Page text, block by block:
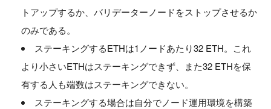
トアップするか、バリデーターノードをストップさせるか
のみである。
ステーキングするETHは1ノードあたり32 ETH。これ
より小さいETHはステーキングできず、また32 ETHを保
有する人も端数はステーキングできない。
ステーキングする場合は自分でノード運用環境を構築